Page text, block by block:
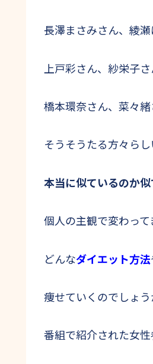
長澤まさみさん、綾瀬
上戸彩さん、紗栄子
橋本環奈さん、菜々
そうそうたる方々らし
本当に似ているのか
個人の主観で変わって
どんなダイエット方法
痩せていくのでしょう
番組で紹介された女